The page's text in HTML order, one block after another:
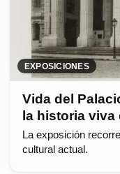
EXPOSICIONES
Vida del
la historia viva
La exposición
cultural actual.